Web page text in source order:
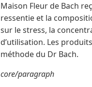
Maison Fleur de Bach
ressentie et la
sur le stress, la
d’utilisation. Les
méthode du Dr Bach.
core/paragraph